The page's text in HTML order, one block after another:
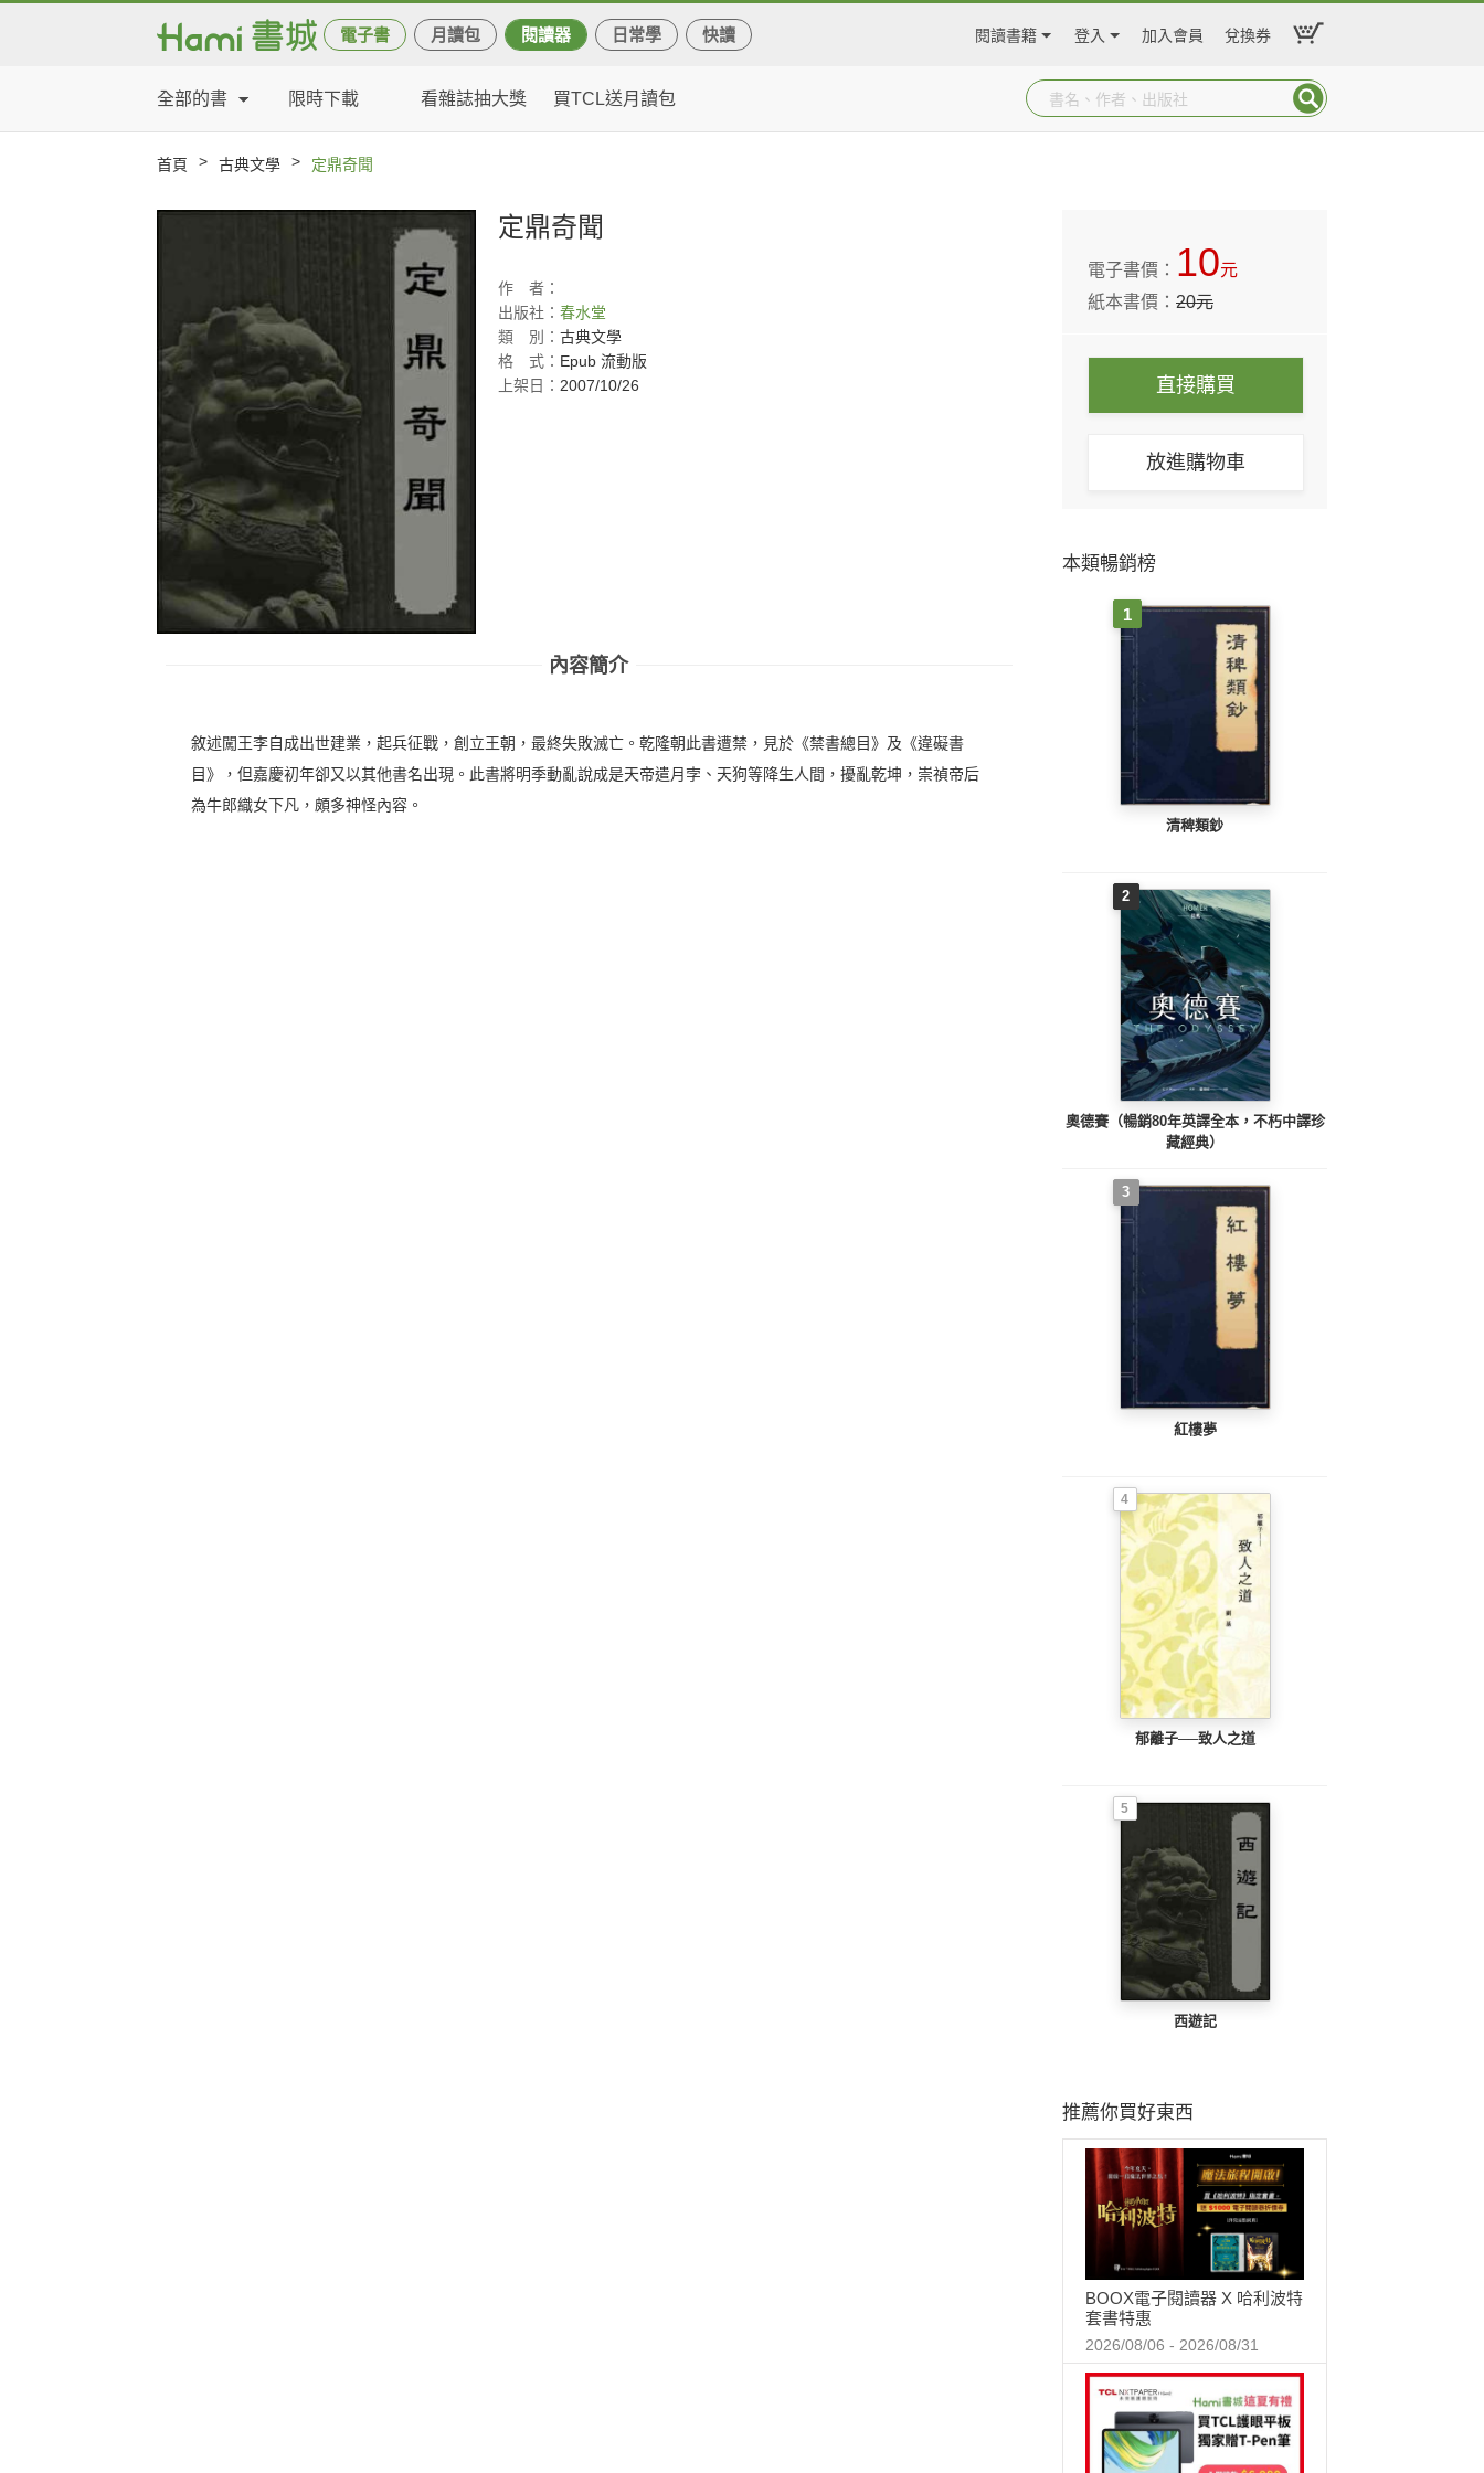
電子書 月讀包 閱讀器 日常學 快讀 閱讀書籍 登入 加入會員 兌換券
全部的書 限時下載 看雜誌抽大獎 買TCL送月讀包
首頁 > 古典文學 > 定鼎奇聞
定鼎奇聞
作
者：
出版社： 春水堂
類
別： 古典文學
格
式： Epub 流動版
上架日： 2007/10/26
內容簡介
敘述闖王李自成出世建業，起兵征戰，創立王朝，最終失敗滅亡。乾隆朝此書遭禁，見於《禁書總目》及《違礙書
目》，但嘉慶初年卻又以其他書名出現。此書將明季動亂說成是天帝遣月孛、天狗等降生人間，擾亂乾坤，崇禎帝后
為牛郎織女下凡，頗多神怪內容。
電子書價： 10元
紙本書價：20元
直接購買
放進購物車
本類暢銷榜
1
清稗類鈔
2
奧德賽（暢銷80年英譯全本，不朽中譯珍
藏經典）
3
紅樓夢
4
郁離子──致人之道
5
西遊記
推薦你買好東西
BOOX電子閱讀器 X 哈利波特
套書特惠
2026/08/06 - 2026/08/31